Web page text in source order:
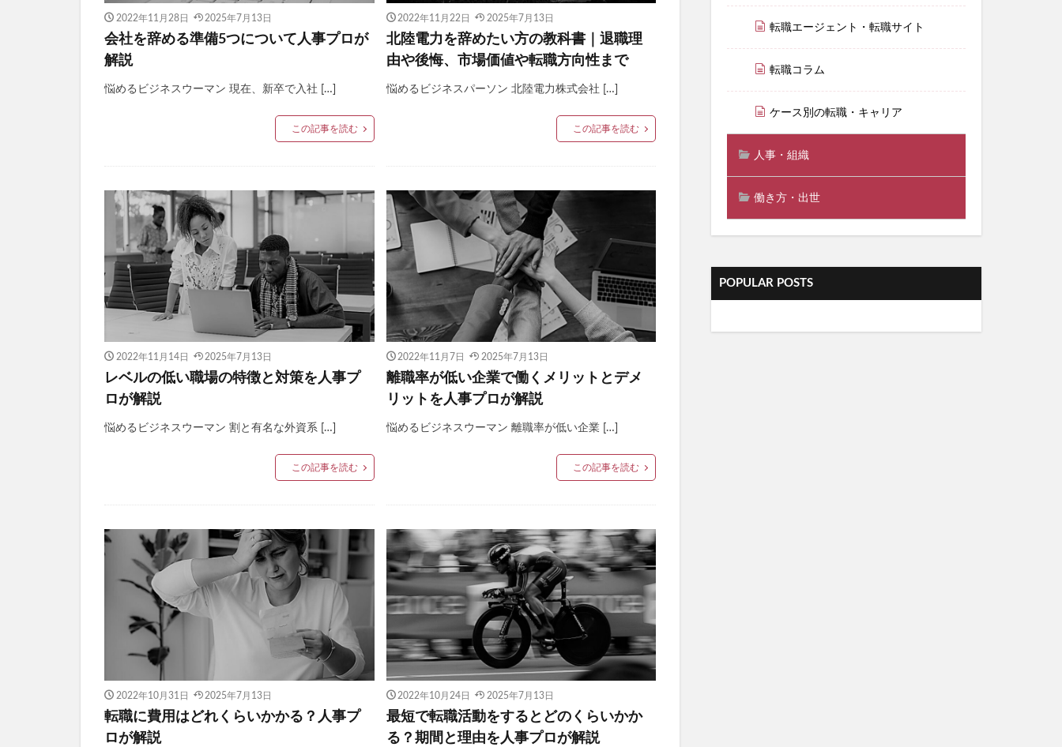
2022年11月28日 2025年7月13日
会社を辞める準備5つについて人事プロが
解説
悩めるビジネスウーマン 現在、新卒で入社 […]
この記事を読む
2022年11月22日 2025年7月13日
北陸電力を辞めたい方の教科書｜退職理
由や後悔、市場価値や転職方向性まで
悩めるビジネスパーソン 北陸電力株式会社 […]
この記事を読む
2022年11月14日 2025年7月13日
レベルの低い職場の特徴と対策を人事プ
ロが解説
悩めるビジネスウーマン 割と有名な外資系 […]
この記事を読む
2022年11月7日 2025年7月13日
離職率が低い企業で働くメリットとデメ
リットを人事プロが解説
悩めるビジネスウーマン 離職率が低い企業 […]
この記事を読む
2022年10月31日 2025年7月13日
転職に費用はどれくらいかかる？人事プ
ロが解説
2022年10月24日 2025年7月13日
最短で転職活動をするとどのくらいかか
る？期間と理由を人事プロが解説
転職エージェント・転職サイト
転職コラム
ケース別の転職・キャリア
人事・組織
働き方・出世
POPULAR POSTS